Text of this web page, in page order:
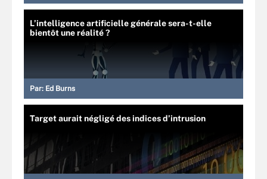
L’intelligence artificielle générale sera-t-elle
bientôt une réalité ?
Par: Ed Burns
Target aurait négligé des indices d’intrusion